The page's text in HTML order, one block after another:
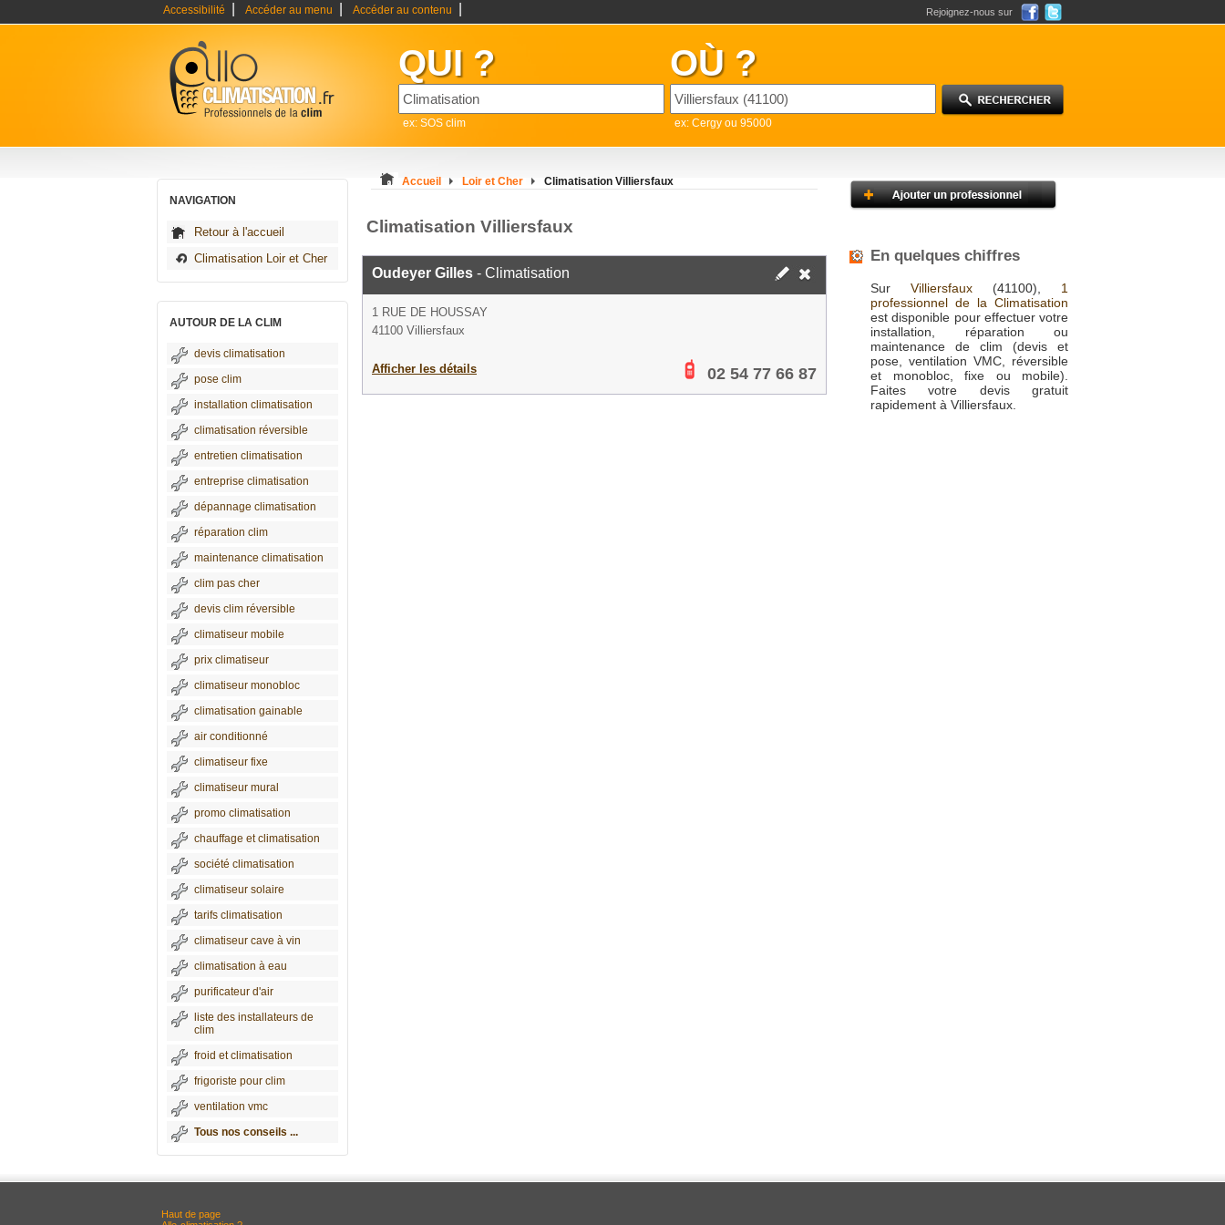
Accessibilité Accéder au menu Accéder au contenu Rejoignez-nous sur
QUI ?
ex: SOS clim
OÙ ?
ex: Cergy ou 95000
NAVIGATION
Retour à l'accueil
Climatisation Loir et Cher
AUTOUR DE LA CLIM
devis climatisation
pose clim
installation climatisation
climatisation réversible
entretien climatisation
entreprise climatisation
dépannage climatisation
réparation clim
maintenance climatisation
clim pas cher
devis clim réversible
climatiseur mobile
prix climatiseur
climatiseur monobloc
climatisation gainable
air conditionné
climatiseur fixe
climatiseur mural
promo climatisation
chauffage et climatisation
société climatisation
climatiseur solaire
tarifs climatisation
climatiseur cave à vin
climatisation à eau
purificateur d'air
liste des installateurs de
clim
froid et climatisation
frigoriste pour clim
ventilation vmc
Tous nos conseils ...
Accueil Loir et Cher Climatisation Villiersfaux
Climatisation Villiersfaux
Oudeyer Gilles - Climatisation
1 RUE DE HOUSSAY
41100 Villiersfaux
Afficher les détails 02 54 77 66 87
En quelques chiffres
Sur Villiersfaux (41100), 1
professionnel de la Climatisation
est disponible pour effectuer votre
installation, réparation ou
maintenance de clim (devis et
pose, ventilation VMC, réversible
et monobloc, fixe ou mobile).
Faites votre devis gratuit
rapidement à Villiersfaux.
Haut de page